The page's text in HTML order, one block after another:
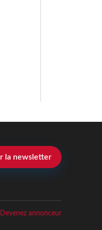
la newsletter
Devenez annonceur